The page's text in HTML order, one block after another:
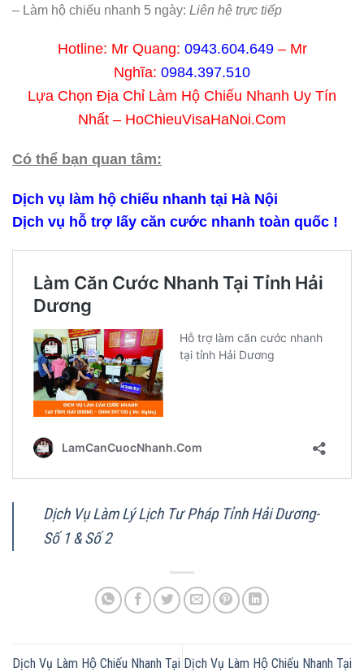
– Làm hộ chiếu nhanh 5 ngày: Liên hệ trực tiếp
Hotline: Mr Quang: 0943.604.649– Mr
Nghĩa: 0984.397.510
Lựa Chọn Địa Chỉ Làm Hộ Chiếu Nhanh Uy Tín
Nhất – HoChieuVisaHaNoi.Com
Có thể bạn quan tâm:
Dịch vụ làm hộ chiếu nhanh tại Hà Nội
Dịch vụ hỗ trợ lấy căn cước nhanh toàn quốc !
Dịch Vụ Làm Lý Lịch Tư Pháp Tỉnh Hải Dương-
Số 1 & Số 2
Dịch Vụ Làm Hộ Chiếu Nhanh Tại Dịch Vụ Làm Hộ Chiếu Nhanh Tại